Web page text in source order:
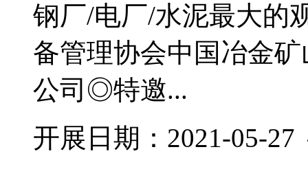
钢厂/电厂/水泥最大的
备管理协会中国冶金
公司◎特邀...
开展日期：2021-05-27